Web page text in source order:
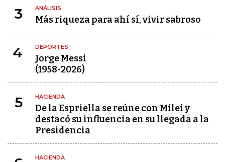
3 ANÁLISIS
Más riqueza para ahí sí, vivir sabroso
4 DEPORTES
Jorge Messi
(1958-2026)
5 HACIENDA
De la Espriella se reúne con Milei y
destacó su influencia en su llegada a la
Presidencia
HACIENDA